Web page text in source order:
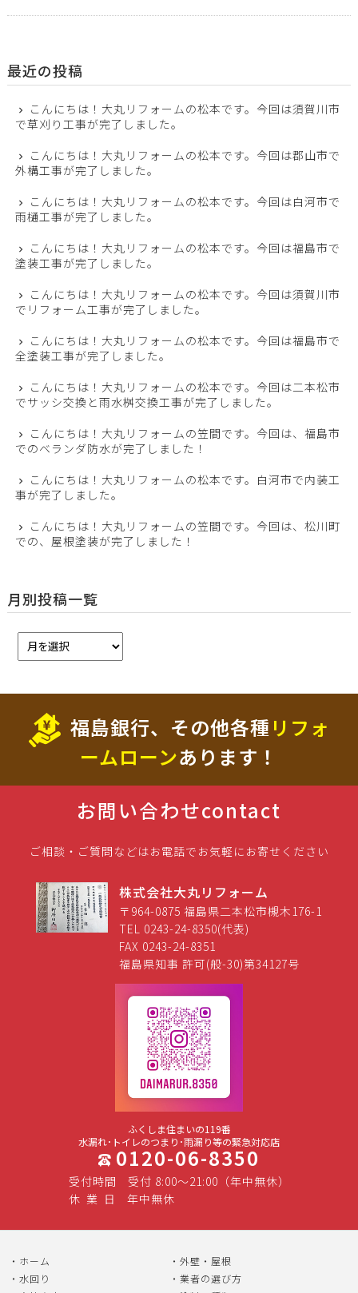
最近の投稿
こんにちは！大丸リフォームの松本です。今回は須賀川市
で草刈り工事が完了しました。
こんにちは！大丸リフォームの松本です。今回は郡山市で
外構工事が完了しました。
こんにちは！大丸リフォームの松本です。今回は白河市で
雨樋工事が完了しました。
こんにちは！大丸リフォームの松本です。今回は福島市で
塗装工事が完了しました。
こんにちは！大丸リフォームの松本です。今回は須賀川市
でリフォーム工事が完了しました。
こんにちは！大丸リフォームの松本です。今回は福島市で
全塗装工事が完了しました。
こんにちは！大丸リフォームの松本です。今回は二本松市
でサッシ交換と雨水桝交換工事が完了しました。
こんにちは！大丸リフォームの笠間です。今回は、福島市
でのベランダ防水が完了しました！
こんにちは！大丸リフォームの松本です。白河市で内装工
事が完了しました。
こんにちは！大丸リフォームの笠間です。今回は、松川町
での、屋根塗装が完了しました！
月別投稿一覧
福島銀行、その他各種 リフォ
ームローンあります！
お問い合わせcontact
ご相談・ご質問などはお電話でお気軽にお寄せください
株式会社大丸リフォーム
〒964-0875 福島県二本松市槻木176-1
TEL 0243-24-8350(代表)
FAX 0243-24-8351
福島県知事 許可(般-30)第34127号
ふくしま住まいの119番
水漏れ･トイレのつまり･雨漏り等の緊急対応店
0120-06-8350
受付時間
受付 8:00～21:00（年中無休）
休 業 日 年中無休
ホーム
外壁・屋根
水回り
業者の選び方